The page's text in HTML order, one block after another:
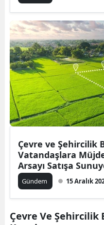
Çevre ve Şehircilik
Vatandaşlara
Arsayı Satışa
Gündem 15 Aralık
Çevre Ve Şehircilik